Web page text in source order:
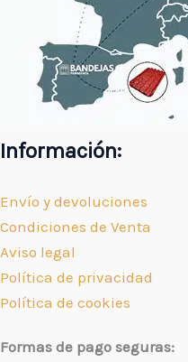
Información:
Envío y devoluciones
Condiciones de Venta
Aviso legal
Política de privacidad
Política de cookies
Formas de pago seguras: